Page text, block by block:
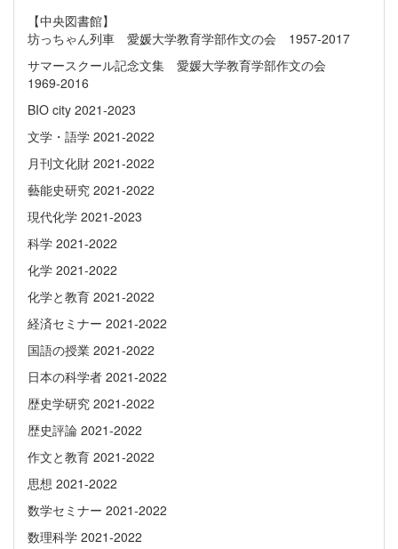
【中央図書館】
坊っちゃん列車 愛媛大学教育学部作文の会 1957-2017
サマースクール記念文集 愛媛大学教育学部作文の会
1969-2016
BIO city 2021-2023
文学・語学 2021-2022
月刊文化財 2021-2022
藝能史研究 2021-2022
現代化学 2021-2023
科学 2021-2022
化学 2021-2022
化学と教育 2021-2022
経済セミナー 2021-2022
国語の授業 2021-2022
日本の科学者 2021-2022
歴史学研究 2021-2022
歴史評論 2021-2022
作文と教育 2021-2022
思想 2021-2022
数学セミナー 2021-2022
数理科学 2021-2022